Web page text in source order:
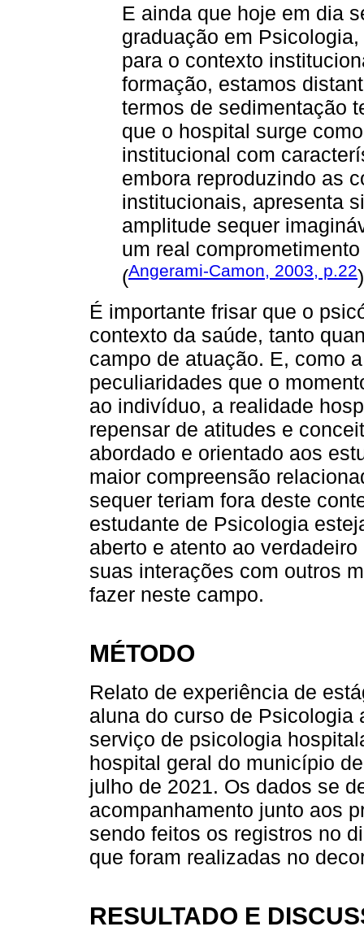
E ainda que hoje em dia
graduação em
para o contexto
formação, estamos
termos de sedimentação
que o hospital surge
institucional com
embora reproduzindo as
institucionais, apresenta
amplitude sequer
um real
(Angerami-Camon, 2003, p.22)
É importante frisar que o
contexto da saúde, tanto
campo de atuação. E, como
peculiaridades que o
ao indivíduo, a realidade
repensar de atitudes e
abordado e orientado aos
maior compreensão
sequer teriam fora deste
estudante de Psicologia
aberto e atento ao
suas interações com outros
fazer neste campo.
MÉTODO
Relato de experiência de
aluna do curso de
serviço de psicologia
hospital geral do município
julho de 2021. Os dados se
acompanhamento junto aos
sendo feitos os registros no
que foram realizadas no
RESULTADO E